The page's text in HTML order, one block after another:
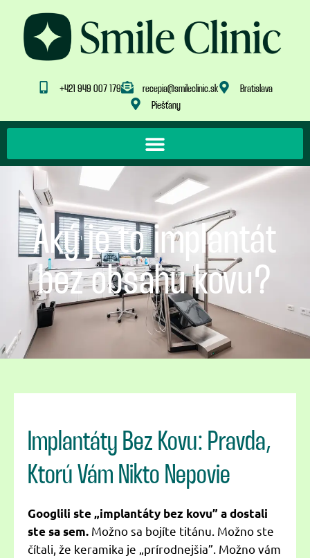
+421 949 007 179 recepia@smileclinic.sk
Bratislava
Piešťany
Aký je to implantát
bez obsahu kovu?
Implantáty Bez Kovu: Pravda,
Ktorú Vám Nikto Nepovie
Googlili ste „implantáty bez kovu” a dostali
ste sa sem. Možno sa bojíte titánu. Možno ste
čítali, že keramika je „prírodnejšia”. Možno vám